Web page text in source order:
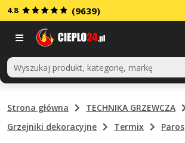
4.8 (9639)
Strona główna
TECHNIKA GRZEWCZA
Grzejniki dekoracyjne
Termix Paros